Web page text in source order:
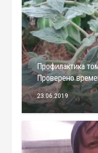
Профилактика
Проверено
23.06.2019